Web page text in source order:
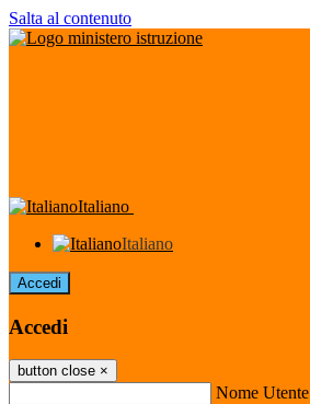
Salta al contenuto
Italiano
Italiano
Accedi
Accedi
button close ×
Nome Utente